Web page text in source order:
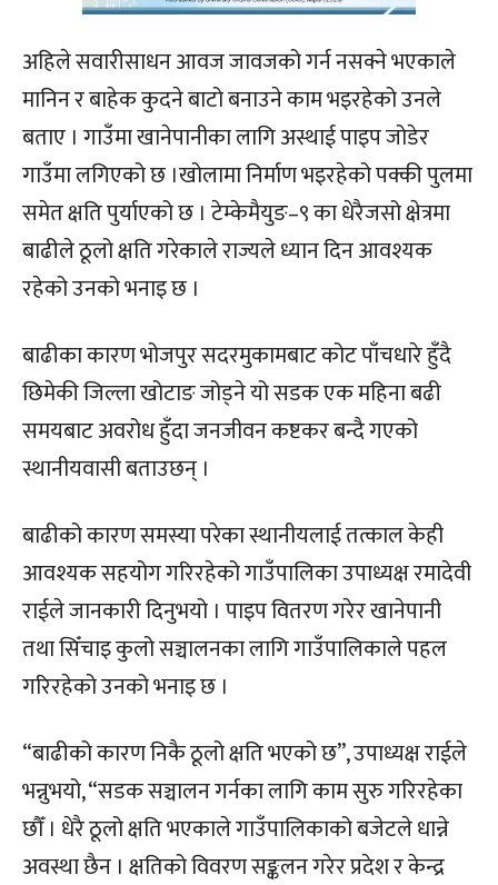
अहिले सवारीसाधन आवज जावजको गर्न नसक्ने भएकाले
मानिन र बाहेक कुदने बाटो बनाउने काम भइरहेको उनले
बताए । गाउँमा खानेपानीका लागि अस्थाई पाइप जोडेर
गाउँमा लगिएको छ ।खोलामा निर्माण भइरहेको पक्की पुलमा
समेत क्षति पुर्याएको छ । टेम्केमैयुङ–९ का धेरैजसो क्षेत्रमा
बाढीले ठूलो क्षति गरेकाले राज्यले ध्यान दिन आवश्यक
रहेको उनको भनाइ छ ।
बाढीका कारण भोजपुर सदरमुकामबाट कोट पाँचधारे हुँदै
छिमेकी जिल्ला खोटाङ जोड्ने यो सडक एक महिना बढी
समयबाट अवरोध हुँदा जनजीवन कष्टकर बन्दै गएको
स्थानीयवासी बताउछन् ।
बाढीको कारण समस्या परेका स्थानीयलाई तत्काल केही
आवश्यक सहयोग गरिरहेको गाउँपालिका उपाध्यक्ष रमादेवी
राईले जानकारी दिनुभयो । पाइप वितरण गरेर खानेपानी
तथा सिँचाइ कुलो सञ्चालनका लागि गाउँपालिकाले पहल
गरिरहेको उनको भनाइ छ ।
“बाढीको कारण निकै ठूलो क्षति भएको छ”, उपाध्यक्ष राईले
भन्नुभयो, “सडक सञ्चालन गर्नका लागि काम सुरु गरिरहेका
छौँ । धेरै ठूलो क्षति भएकाले गाउँपालिकाको बजेटले धान्ने
अवस्था छैन । क्षतिको विवरण सङ्कलन गरेर प्रदेश र केन्द्र